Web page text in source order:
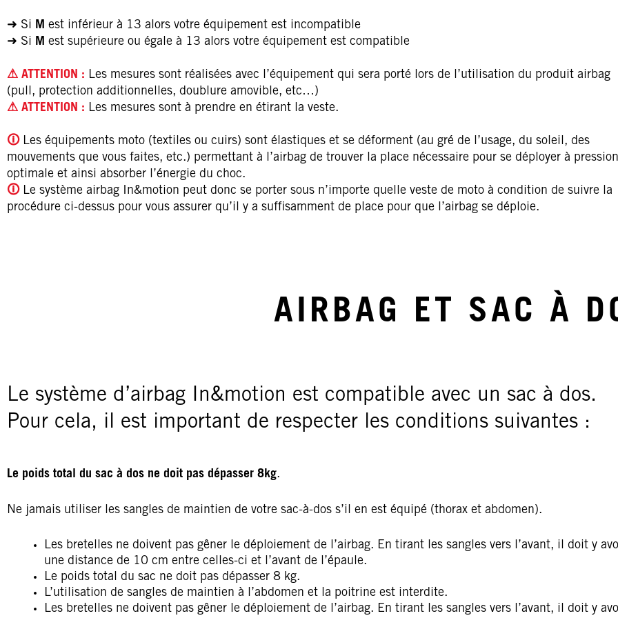
➜ Si M est inférieur à 13 alors votre équipement est incompatible
➜ Si M est supérieure ou égale à 13 alors votre équipement est compatible
⚠ ATTENTION : Les mesures sont réalisées avec l’équipement qui sera porté lors de l’utilisation du produit airbag
(pull, protection additionnelles, doublure amovible, etc…)
⚠ ATTENTION : Les mesures sont à prendre en étirant la veste.
🛈Les équipements moto (textiles ou cuirs) sont élastiques et se déforment (au gré de l’usage, du soleil, des
mouvements que vous faites, etc.) permettant à l’airbag de trouver la place nécessaire pour se déployer à pression
optimale et ainsi absorber l’énergie du choc.
🛈Le système airbag In&motion peut donc se porter sous n’importe quelle veste de moto à condition de suivre la
procédure ci-dessus pour vous assurer qu’il y a suffisamment de place pour que l’airbag se déploie.
AIRBAG ET SAC À
Le système d’airbag In&motion est compatible avec un sac à dos.
Pour cela, il est important de respecter les conditions suivantes :
Le poids total du sac à dos ne doit pas dépasser 8kg.
Ne jamais utiliser les sangles de maintien de votre sac-à-dos s’il en est équipé (thorax et abdomen).
Les bretelles ne doivent pas gêner le déploiement de l’airbag. En tirant les sangles vers l’avant, il doit y
une distance de 10 cm entre celles-ci et l’avant de l’épaule.
Le poids total du sac ne doit pas dépasser 8 kg.
L’utilisation de sangles de maintien à l’abdomen et la poitrine est interdite.
Les bretelles ne doivent pas gêner le déploiement de l’airbag. En tirant les sangles vers l’avant, il doit y